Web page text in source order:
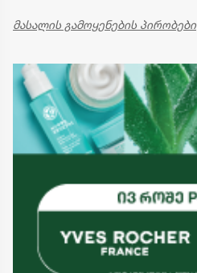
მასალის გამოყენების პირობები